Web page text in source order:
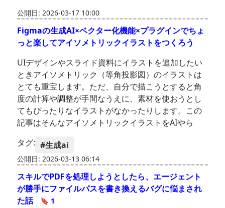
公開日: 2026-03-17 10:00
Figmaの生成AI×ベクター化機能×プラグインでちょ
っと楽してアイソメトリックイラストをつくろう
UIデザインやスライド資料にイラストを追加したい
ときアイソメトリック（等角投影図）のイラストは
とても重宝します。ただ、自分で描こうとすると角
度の計算や調整が手間なうえに、素材を使おうとし
てもぴったりなイラストがなかったりします。この
記事はそんなアイソメトリックイラストをAIやら
タグ: #生成ai
公開日: 2026-03-13 06:14
スキルでPDFを処理しようとしたら、エージェント
が勝手にファイルパスを書き換えるバグに悩まされ
た話
🔖 1